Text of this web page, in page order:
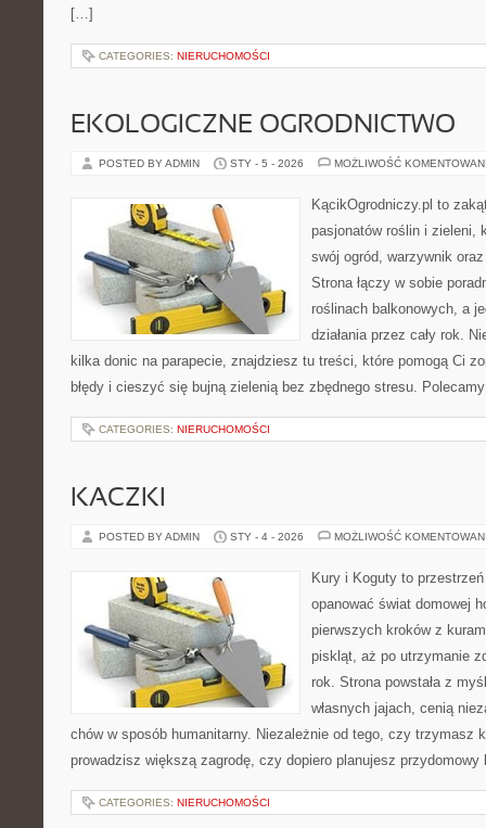
[…]
CATEGORIES: NIERUCHOMOŚCI
EKOLOGICZNE OGRODNICTWO
POSTED BY ADMIN STY - 5 - 2026 MOŻLIWOŚĆ
KącikOgrodniczy.pl to
pasjonatów roślin i zieleni,
swój ogród, warzywnik
Strona łączy w sobie
roślinach balkonowych, a
działania przez cały rok.
kilka donic na parapecie, znajdziesz tu treści, które pomogą Ci
błędy i cieszyć się bujną zielenią bez zbędnego stresu.
CATEGORIES: NIERUCHOMOŚCI
KACZKI
POSTED BY ADMIN STY - 4 - 2026 MOŻLIWOŚĆ
Kury i Koguty to
opanować świat domowej
pierwszych kroków z
piskląt, aż po utrzymanie
rok. Strona powstała z
własnych jajach, cenią
chów w sposób humanitarny. Niezależnie od tego, czy trzymasz
prowadzisz większą zagrodę, czy dopiero planujesz
CATEGORIES: NIERUCHOMOŚCI